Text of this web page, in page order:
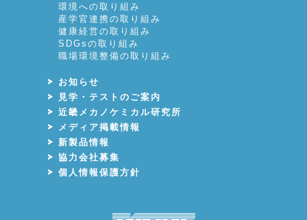
環境への取り組み
産学官連携の取り組み
健康経営の取り組み
SDGsの取り組み
職場環境整備の取り組み
お知らせ
見学・テストのご案内
近畿メカノケミカル研究所
メディア掲載情報
新製品情報
協力会社募集
個人情報保護方針